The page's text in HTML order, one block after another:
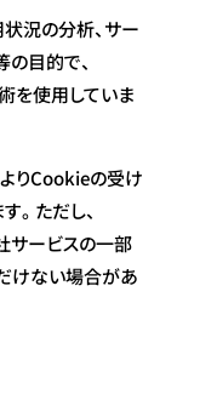
況の分析、サー
の目的で、
を使用していま
りCookieの受け
。ただし、
サービスの一部
けない場合があ